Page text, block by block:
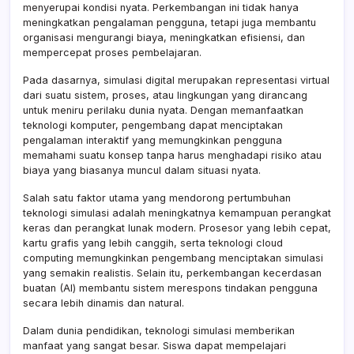
menyerupai kondisi nyata. Perkembangan ini tidak hanya
meningkatkan pengalaman pengguna, tetapi juga membantu
organisasi mengurangi biaya, meningkatkan efisiensi, dan
mempercepat proses pembelajaran.
Pada dasarnya, simulasi digital merupakan representasi virtual
dari suatu sistem, proses, atau lingkungan yang dirancang
untuk meniru perilaku dunia nyata. Dengan memanfaatkan
teknologi komputer, pengembang dapat menciptakan
pengalaman interaktif yang memungkinkan pengguna
memahami suatu konsep tanpa harus menghadapi risiko atau
biaya yang biasanya muncul dalam situasi nyata.
Salah satu faktor utama yang mendorong pertumbuhan
teknologi simulasi adalah meningkatnya kemampuan perangkat
keras dan perangkat lunak modern. Prosesor yang lebih cepat,
kartu grafis yang lebih canggih, serta teknologi cloud
computing memungkinkan pengembang menciptakan simulasi
yang semakin realistis. Selain itu, perkembangan kecerdasan
buatan (AI) membantu sistem merespons tindakan pengguna
secara lebih dinamis dan natural.
Dalam dunia pendidikan, teknologi simulasi memberikan
manfaat yang sangat besar. Siswa dapat mempelajari